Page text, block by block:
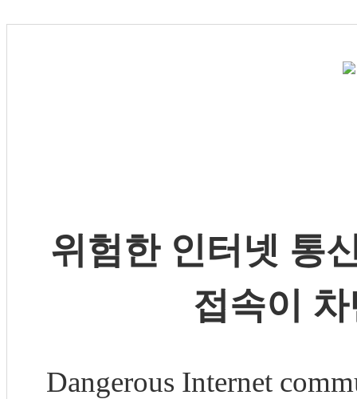
위험한 인터넷 통
접속이
Dangerous Internet